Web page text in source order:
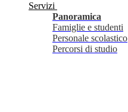
Servizi
Panoramica
Famiglie e studenti
Personale scolastico
Percorsi di studio